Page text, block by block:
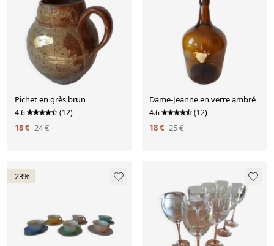
Pichet en grès brun
4.6 (12)
18 € 24 €
Dame-Jeanne en verre ambré
4.6 (12)
18 € 25 €
-23%